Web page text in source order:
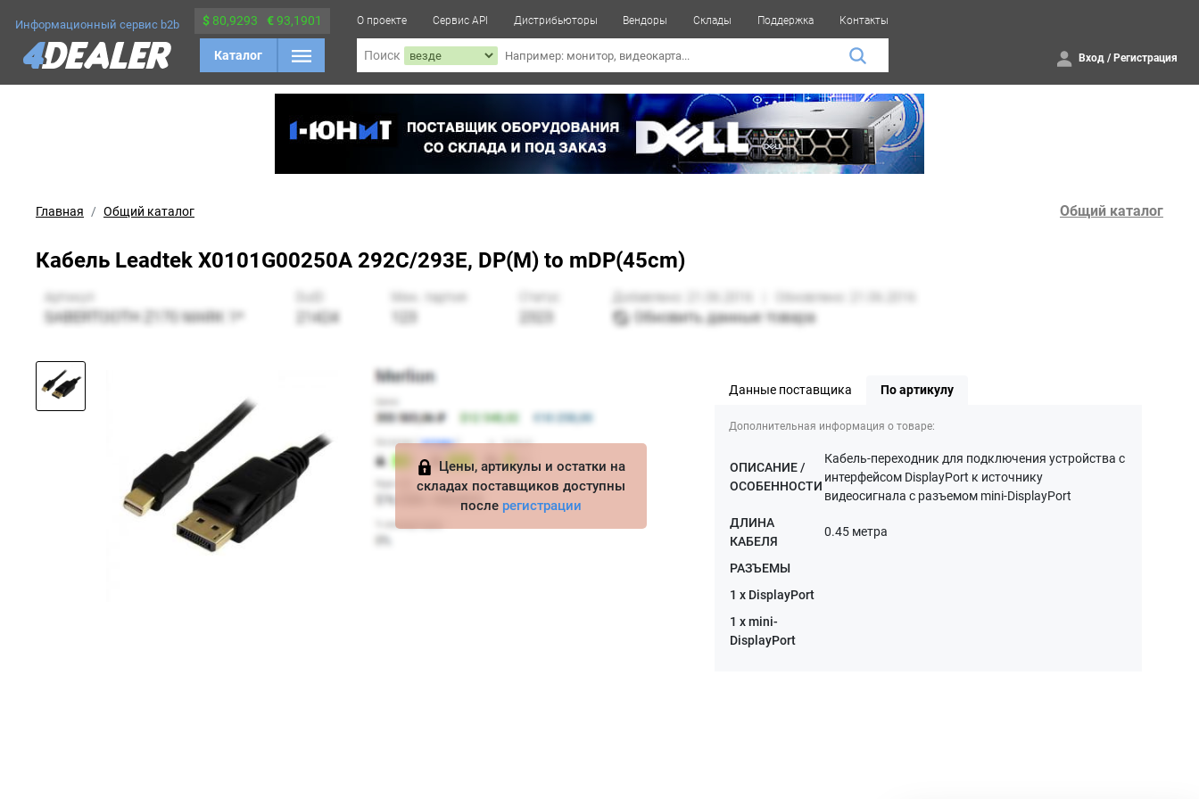
Информационный сервис b2b $ 80,9293 €93,1901
Каталог
О проекте Сервис API Дистрибьюторы Вендоры Склады Поддержка Контакты
Поиск Вход / Регистрация
Главная Общий каталог Общий каталог
Кабель Leadtek X0101G00250A 292C/293E, DP(M) to mDP(45cm)
Цены, артикулы и остатки на
складах поставщиков доступны
после регистрации
Данные поставщика По артикулу
Дополнительная информация о товаре:
ОПИСАНИЕ /
ОСОБЕННОСТИ
Кабель-переходник для подключения устройства с
интерфейсом DisplayPort к источнику
видеосигнала с разъемом mini-DisplayPort
ДЛИНА
КАБЕЛЯ
0.45 метра
РАЗЪЕМЫ
1 x DisplayPort
1 x mini-
DisplayPort